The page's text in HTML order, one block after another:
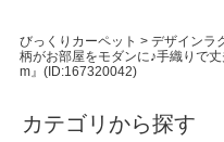
びっくりカーペット > デザインラ
柄がお部屋をモダンに♪手織りで
m』(ID:167320042)
カテゴリから探す